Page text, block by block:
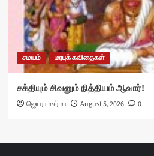
சமயம் மரபுக் கவிதைகள்
சக்தியும் சிவனும் நித்தியம் ஆவார்!
ஜெயராமசர்மா August 5, 2026 0